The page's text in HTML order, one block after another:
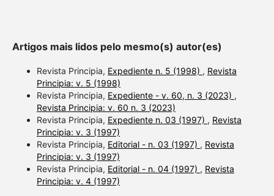
Artigos mais lidos pelo mesmo(s) autor(es)
Revista Principia, Expediente n. 5 (1998) , Revista
Principia: v. 5 (1998)
Revista Principia, Expediente - v. 60, n. 3 (2023) ,
Revista Principia: v. 60 n. 3 (2023)
Revista Principia, Expediente n. 03 (1997) , Revista
Principia: v. 3 (1997)
Revista Principia, Editorial - n. 03 (1997) , Revista
Principia: v. 3 (1997)
Revista Principia, Editorial - n. 04 (1997) , Revista
Principia: v. 4 (1997)